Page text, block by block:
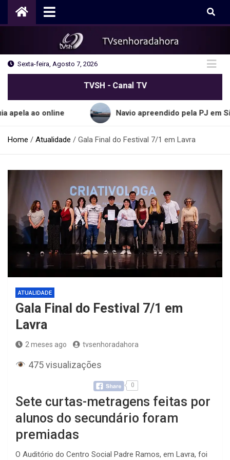
Sexta-feira, Agosto 7, 2026
TVSH - Canal TV
online Navio apreendido pela PJ em Sines
Home Atualidade Gala Final do Festival 7/1 em Lavra
ATUALIDADE
Gala Final do Festival 7/1 em
Lavra
2 meses ago tvsenhoradahora
475 visualizações
0
Sete curtas-metragens feitas por
alunos do secundário foram
premiadas
O Auditório do Centro Social Padre Ramos, em Lavra, foi